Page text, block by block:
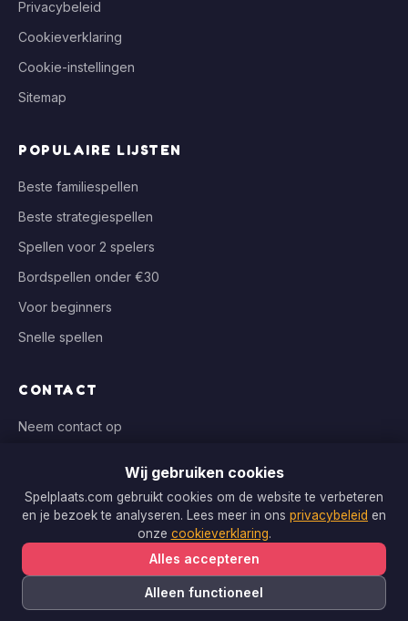
Privacybeleid
Cookieverklaring
Cookie-instellingen
Sitemap
POPULAIRE LIJSTEN
Beste familiespellen
Beste strategiespellen
Spellen voor 2 spelers
Bordspellen onder €30
Voor beginners
Snelle spellen
CONTACT
Neem contact op
WIJ VERGELIJKEN BIJ
Bol.com, Spellenrijk, Boardgameshop.nl
Copyright © 2026 Spelplaats.com. Alle rechten voorbehouden.
Wij gebruiken cookies
Spelplaats.com gebruikt cookies om de website te verbeteren
en je bezoek te analyseren. Lees meer in ons privacybeleid en
onze cookieverklaring.
Alles accepteren
Alleen functioneel